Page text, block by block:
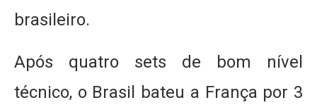
brasileiro.
Após quatro sets de bom nível
técnico, o Brasil bateu a França por 3